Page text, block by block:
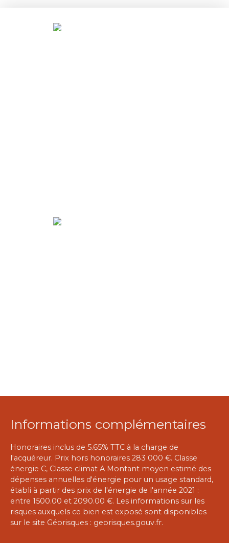
Informations complémentaires
Honoraires inclus de 5.65% TTC à la charge de
l'acquéreur. Prix hors honoraires 283 000 €. Classe
énergie C, Classe climat A Montant moyen estimé des
dépenses annuelles d'énergie pour un usage standard,
établi à partir des prix de l'énergie de l'année 2021 :
entre 1500.00 et 2090.00 €. Les informations sur les
risques auxquels ce bien est exposé sont disponibles
sur le site Géorisques : georisques.gouv.fr.